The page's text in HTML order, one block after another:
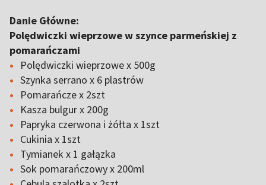
Danie Główne:
Polędwiczki wieprzowe w szynce parmeńskiej z
pomarańczami
Polędwiczki wieprzowe x 500g
Szynka serrano x 6 plastrów
Pomarańcze x 2szt
Kasza bulgur x 200g
Papryka czerwona i żółta x 1szt
Cukinia x 1szt
Tymianek x 1 gałązka
Sok pomarańczowy x 200ml